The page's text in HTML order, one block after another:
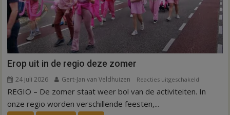
Erop uit in de regio deze zomer
24 juli 2026 Gert-Jan van Veldhuizen Reacties uitgeschakeld
Erop
REGIO – De zomer staat weer bol van de activiteiten. In
onze regio worden verschillende feesten,...